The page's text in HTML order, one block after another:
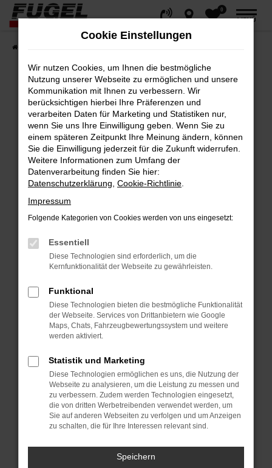
Zum
Hauptinhalt
springen
0
MENÜ
Fehler: Network Error
Beim Laden ist ein Fehler aufgetreten.
Hier sind ein paar Tipps, die dir helfen können:
Überprüfe deine Firewall und deine
Internetverbindung.
Laden andere Webseiten, zum Beispiel
deine Suchmaschine?
Prüfe deine Browsererweiterungen.
Manche Erweiterungen, wie Werbeblocker,
können das Laden bestimmter Seiten
anderen Browser oder in einem privaten
Fenster?
Starte dein Gerät neu.
vorübergehende Probleme zu beheben.
Stelle sicher, dass dein Browser und dein
Betriebssystem auf dem neuesten Stand
sind.
Veraltete Software birgt nicht nur ein
führen, dass bestimmte Funktionen nicht
Cookie Einstellungen
Wir nutzen Cookies, um Ihnen die bestmögliche
Nutzung unserer Webseite zu ermöglichen und unsere
Kommunikation mit Ihnen zu verbessern. Wir
berücksichtigen hierbei Ihre Präferenzen und
verarbeiten Daten für Marketing und Statistiken nur,
wenn Sie uns Ihre Einwilligung geben. Wenn Sie zu
einem späteren Zeitpunkt Ihre Meinung ändern, können
Sie die Einwilligung jederzeit für die Zukunft widerrufen.
Weitere Informationen zum Umfang der
Datenverarbeitung finden Sie hier:
Datenschutzerklärung Cookie-Richtlinie
Impressum
Folgende Kategorien von Cookies werden von uns eingesetzt:
Essentiell
Diese Technologien sind erforderlich, um die
Kernfunktionalität der Webseite zu gewährleisten.
Funktional
Diese Technologien bieten die bestmögliche Funktionalität
der Webseite. Services von Drittanbietern wie Google
Maps, Chats, Fahrzeugbewertungssystem und weitere
werden aktiviert.
Statistik und Marketing
Diese Technologien ermöglichen es uns, die Nutzung der
Webseite zu analysieren, um die Leistung zu messen und
zu verbessern. Zudem werden Technologien eingesetzt,
die von dritten Werbetreibenden verwendet werden, um
Sie auf anderen Webseiten zu verfolgen und um Anzeigen
zu schalten, die für Ihre Interessen relevant sind.
Speichern